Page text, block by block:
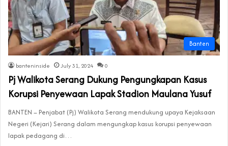
Banten
banteninside July 31, 2024 0
Pj Walikota Serang Dukung Pengungkapan Kasus
Korupsi Penyewaan Lapak Stadion Maulana Yusuf
BANTEN – Penjabat (Pj) Walikota Serang mendukung upaya Kejaksaan
Negeri (Kejari) Serang dalam mengungkap kasus korupsi penyewaan
lapak pedagang di…